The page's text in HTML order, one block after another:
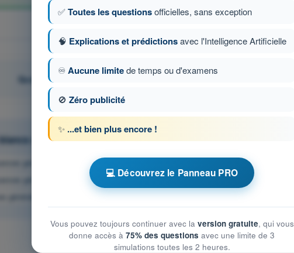
Question 81 sur 539
chronométrés PPL(A) - Licence pilote privé avion
générales de l’aéronef
générales de l’aéronef
✅Toutes les questionsofficielles, sans exception
🧠 Explications et prédictionsavec l'Intelligence Artificielle
♾️Aucune limitede temps ou d'examens
🚫 Zéro publicité
✨ ...et bien plus encore !
💻 Découvrez le Panneau PRO
Vous pouvez toujours continuer avec la version gratuite, qui vous
donne accès à 75% des questions avec une limite de 3
simulations toutes les 2 heures.